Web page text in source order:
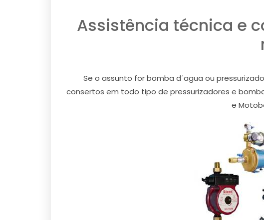
Assistência técnica e
Se o assunto for bomba d´agua ou
consertos em todo tipo de pressurizadores e
e